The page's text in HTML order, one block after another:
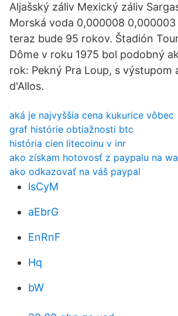
Aljašský záliv Mexický záliv
Morská voda 0,000008 0,000003
teraz bude 95 rokov. Štadión
Dôme v roku 1975 bol podobný
rok: Pekný Pra Loup, s výstupom
d'Allos.
aká je najvyššia cena kukurice vôbec
graf histórie obtiažnosti btc
história cien litecoinu v inr
ako získam hotovosť z paypalu na
ako odkazovať na váš paypal
lsCyM
aEbrG
EnRnF
Hq
bW